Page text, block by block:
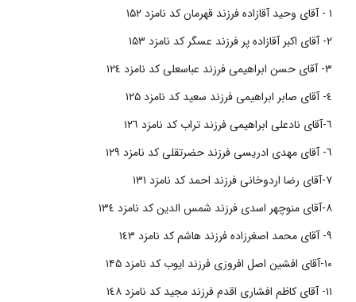
۱ - آقای وحید آقازاده فرزند قهرمان کد نامزد ۱۵۲
٢- آقای اکبر آقازاده پر فرزند عسگر کد نامزد ۱۵۳
٣- آقای حسن ابراهیمی فرزند عباسعلی کد نامزد ١٢٤
٤- آقای صابر ابراهیمی فرزند سعید کد نامزد ۱۲۵
٦-آقای نادعلی ابراهیمی فرزند تراب کد نامزد ١٢٦
٦- آقای مهدی ادریسی فرزند حضرتقلی کد نامزد ١٢٩
٧-آقای رضا اردوخانی فرزند احمد کد نامزد ١٣١
٨-آقای منوچهر اسدی فرزند شمس الدین کد نامزد ١٣٤
٩- آقای محمد اصغرزاده فرزند هاشم کد نامزد ١٤٣
١٠-آقای افشین اصل افروزی فرزند ایوب کد نامزد ۱۴۵
١١- آقای کاظم افشاری اقدم فرزند مجید کد نامزد ١٤٨